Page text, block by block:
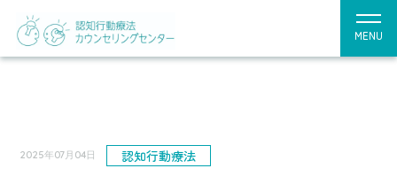
MENU
2025年07月04日 認知行動療法